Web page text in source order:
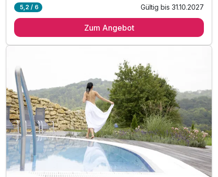
2 x reichhaltiges Frühstück
1 x Flasche Sekt bei Anreise auf dem Zimmer
1x pflegendes Paraffinbad für zarte Hände pro Erw.
1 x Verwöhnprodukt zum Mitnehmen
1 x Willkommensgruß bei Anreise auf dem Zimmer
inkl. Nutzung der Toskana Therme inkl. Sauna*
*am Anreisetag ab 14 Uhr / nicht am Abreisetag
inkl. Leihbademantel für Ihren Aufenthalt
5,2 / 6 Gültig bis 31.10.2027
Zum Angebot